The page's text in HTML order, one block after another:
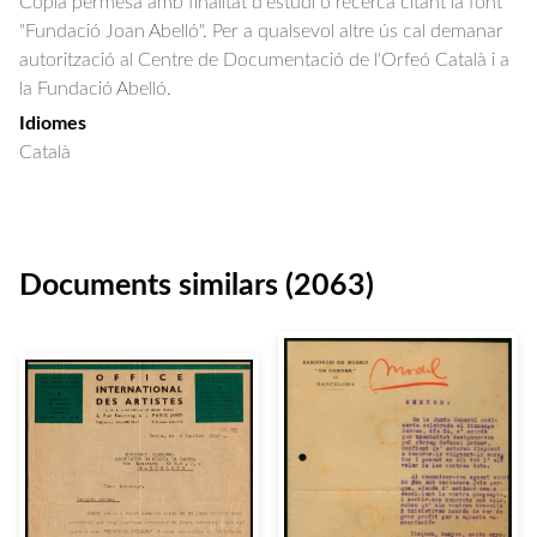
"Fundació Joan Abelló". Per a qualsevol altre ús cal demanar
autorització al Centre de Documentació de l'Orfeó Català i a
la Fundació Abelló.
Idiomes
Català
Documents similars (2063)